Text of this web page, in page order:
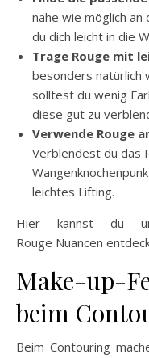
nahe wie möglich
du dich leicht in die
Trage Rouge mit
besonders natürlich
solltest du wenig
diese gut zu
Verwende Rouge
Verblendest du das
leichtes Lifting.
Hier kannst du
Rouge Nuancen
Make-up-
beim
Beim Contouring